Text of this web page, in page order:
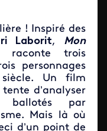
! Inspiré des
Laborit, Mon
trois
personnages
Un film
d’analyser
ballotés par
Mais là où
d’un point de